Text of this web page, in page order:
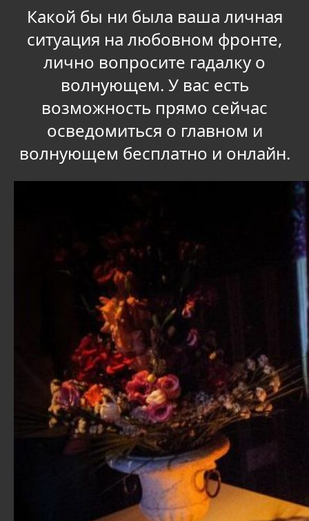
Какой бы ни была ваша личная
ситуация на любовном фронте,
лично вопросите гадалку о
волнующем. У вас есть
возможность прямо сейчас
осведомиться о главном и
волнующем бесплатно и онлайн.